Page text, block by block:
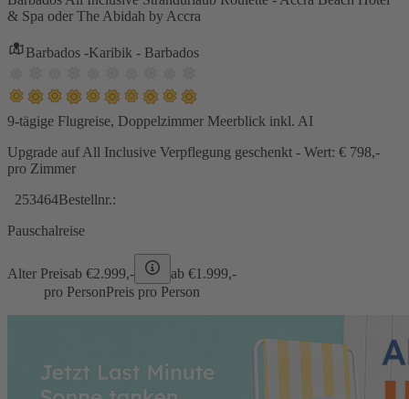
& Spa oder The Abidah by Accra
Barbados -Karibik - Barbados
9-tägige Flugreise, Doppelzimmer Meerblick inkl. AI
Upgrade auf All Inclusive Verpflegung geschenkt - Wert: € 798,-
pro Zimmer
253464Bestellnr.:
Pauschalreise
Alter Preisab €2.999,- ab €1.999,-
pro PersonPreis pro Person